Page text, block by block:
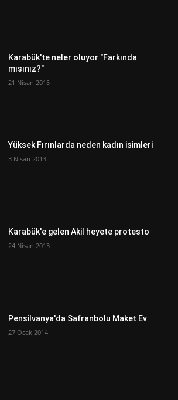
Karabük'te neler oluyor "Farkında
mısınız?"
21 Nisan 2015
Yüksek Fırınlarda neden kadın isimleri
3 Nisan 2013
Karabük'e gelen Akil heyete protesto
24 Nisan 2013
Pensilvanya'da Safranbolu Maket Ev
27 Ocak 2014